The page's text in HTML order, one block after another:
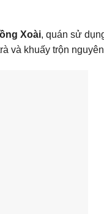
Xoài, quán sử
và khuấy trộn